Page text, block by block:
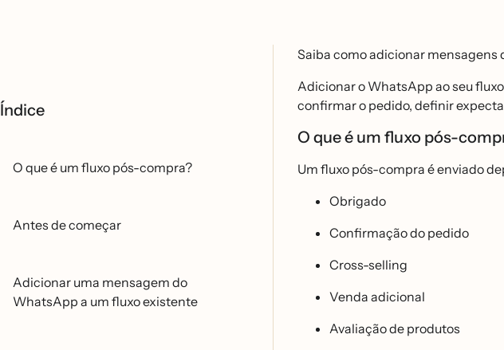
Índice
O que é um fluxo pós-compra?
Antes de começar
Adicionar uma mensagem do
WhatsApp a um fluxo existente
Saiba como adicionar mensagens
Adicionar o WhatsApp ao seu
confirmar o pedido, definir
O que é um fluxo pós-
Um fluxo pós-compra é enviado
Obrigado
Confirmação do pedido
Cross-selling
Venda adicional
Avaliação de produtos